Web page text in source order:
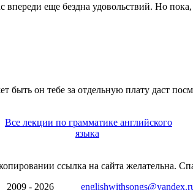
еще бездна удовольствий. Но
он тебе за отдельную плату даст
Все лекции по грамматике английского
языка
ссылка на сайта желательна.
2009 - 2026